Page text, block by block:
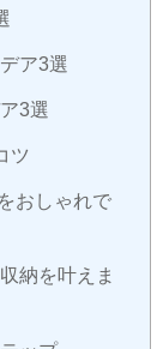
ア3選
3選
ツ
おしゃれで
納を叶えま